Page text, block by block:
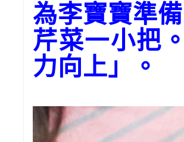
為李寶寶準
芹菜一小把
力向上」。